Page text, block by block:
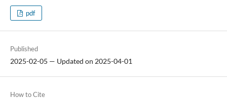
pdf
Published
2025-02-05 — Updated on 2025-04-01
How to Cite